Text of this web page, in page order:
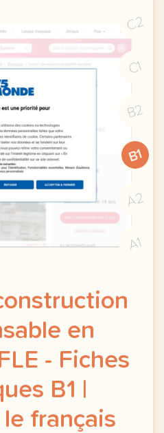
C2
C1
B2
B1
A2
A1
en
- Fiches
B1 |
français